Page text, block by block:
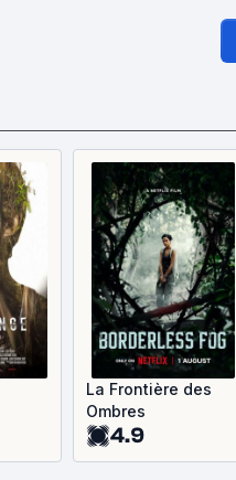
La Frontière des
Ombres
4.9